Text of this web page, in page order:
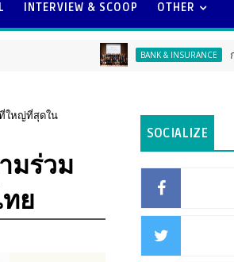
INTERVIEW & SCOOP OTHER
BANK & INSURANCE กรุงไทย-แ
ที่ใหญ่ที่สุดใน
มร่วม
ย
SOCIALIZE